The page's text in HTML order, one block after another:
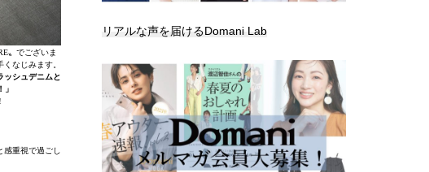
〟でございま
なじみます。
ッシュデニムと
感重視で過ごし
リアルな声を届けるDomani Lab